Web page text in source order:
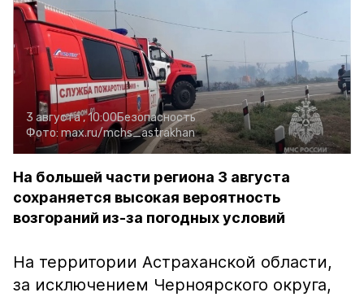
3 августа , 10:00Безопасность
Фото: max.ru/mchs_astrakhan
На большей части региона 3 августа
сохраняется высокая вероятность
возгораний из-за погодных условий
На территории Астраханской области,
за исключением Черноярского округа,